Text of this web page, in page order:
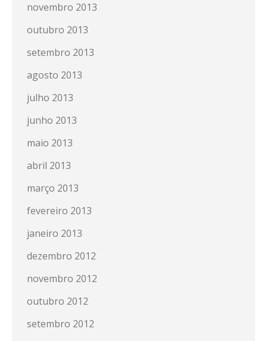
novembro 2013
outubro 2013
setembro 2013
agosto 2013
julho 2013
junho 2013
maio 2013
abril 2013
março 2013
fevereiro 2013
janeiro 2013
dezembro 2012
novembro 2012
outubro 2012
setembro 2012